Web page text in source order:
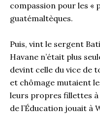
compassion pour les «
guatémaltèques.
Puis, vint le sergent
Havane n’était plus
devint celle du vice de
et chômage mutaient
leurs propres fillettes
de l’Éducation jouait à